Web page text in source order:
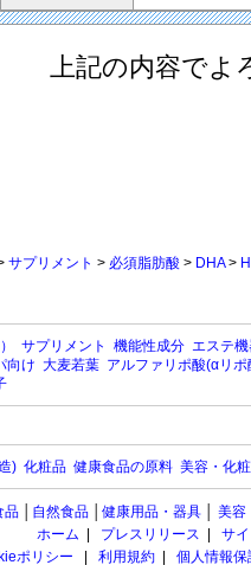
上記の内容でよ
サプリメント > 必須脂肪酸 > DHA>
サプリメント 機能性成分 エステ
向け 大麦若葉 アルファリポ酸(αリポ
) 化粧品 健康食品の原料 美容・化
品 自然食品 健康用品・器具 美容
ホーム
プレスリリース
サ
ポリシー
利用規約 個人情報